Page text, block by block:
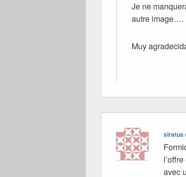
Je ne
autre image….
Muy
siratus
avec